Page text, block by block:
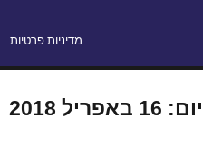
מדיניות פרטיות
יום: 16 באפריל 2018